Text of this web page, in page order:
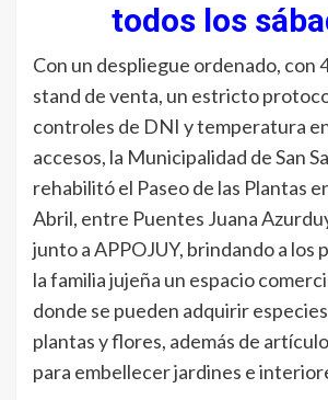
todos los
Con un despliegue ordenado, con
stand de venta, un estricto
controles de DNI y temperatura
accesos, la Municipalidad de San
rehabilitó el Paseo de las Plantas
Abril, entre Puentes Juana
junto a APPOJUY, brindando a los
la familia jujeña un espacio
donde se pueden adquirir
plantas y flores, además de
para embellecer jardines e